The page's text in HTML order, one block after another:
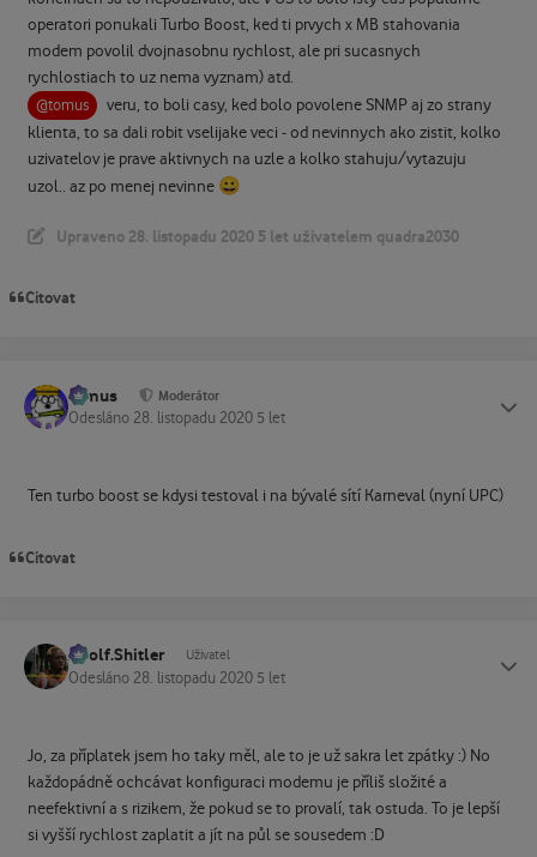
operatori ponukali Turbo Boost, ked ti prvych x MB stahovania
modem povolil dvojnasobnu rychlost, ale pri sucasnych
rychlostiach to uz nema vyznam) atd.
@tomus
veru, to boli casy, ked bolo povolene SNMP aj zo strany
klienta, to sa dali robit vselijake veci - od nevinnych ako zistit, kolko
uzivatelov je prave aktivnych na uzle a kolko stahuju/vytazuju
uzol.. az po menej nevinne 😀
Upraveno 28. listopadu 2020 5 let uživatelem quadra2030
Citovat
tomus Moderátor
Odesláno 28. listopadu 2020 5 let
Ten turbo boost se kdysi testoval i na bývalé sítí Karneval (nyní UPC)
Citovat
Adolf.Shitler Uživatel
Odesláno 28. listopadu 2020 5 let
Jo, za příplatek jsem ho taky měl, ale to je už sakra let zpátky :) No
každopádně ochcávat konfiguraci modemu je příliš složité a
neefektivní a s rizikem, že pokud se to provalí, tak ostuda. To je lepší
si vyšší rychlost zaplatit a jít na půl se sousedem :D